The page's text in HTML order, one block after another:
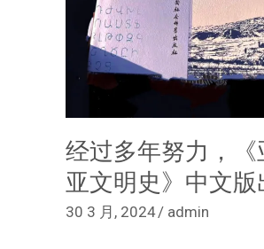
经过多年努力，《
亚文明史》中文版
30 3 月, 2024 admin